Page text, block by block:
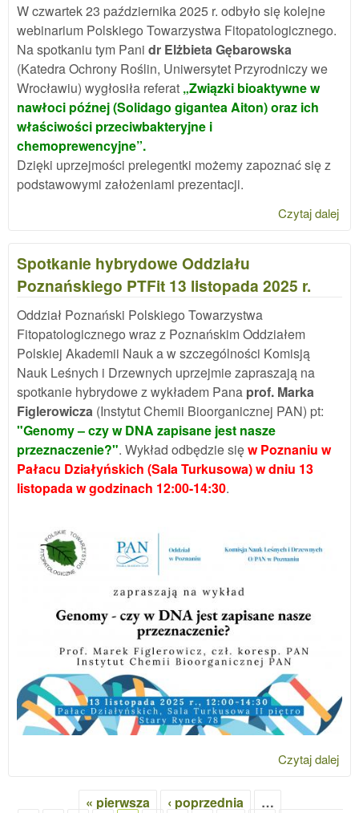
W czwartek 23 października 2025 r. odbyło się kolejne
webinarium Polskiego Towarzystwa Fitopatologicznego.
Na spotkaniu tym Pani dr Elżbieta Gębarowska
(Katedra Ochrony Roślin, Uniwersytet Przyrodniczy we
Wrocławiu) wygłosiła referat „Związki bioaktywne w
nawłoci późnej (Solidago gigantea Aiton) oraz ich
właściwości przeciwbakteryjne i
chemoprewencyjne”.
Dzięki uprzejmości prelegentki możemy zapoznać się z
podstawowymi założeniami prezentacji.
Czytaj dalej
Spotkanie hybrydowe Oddziału
Poznańskiego PTFit 13 listopada 2025 r.
Oddział Poznański Polskiego Towarzystwa
Fitopatologicznego wraz z Poznańskim Oddziałem
Polskiej Akademii Nauk a w szczególności Komisją
Nauk Leśnych i Drzewnych uprzejmie zapraszają na
spotkanie hybrydowe z wykładem Pana prof. Marka
Figlerowicza (Instytut Chemii Bioorganicznej PAN) pt:
"Genomy – czy w DNA zapisane jest nasze
przeznaczenie?". Wykład odbędzie sięw Poznaniu w
Pałacu Działyńskich (Sala Turkusowa) w dniu 13
listopada w godzinach 12:00-14:30.
Czytaj dalej
« pierwsza ‹ poprzednia
…